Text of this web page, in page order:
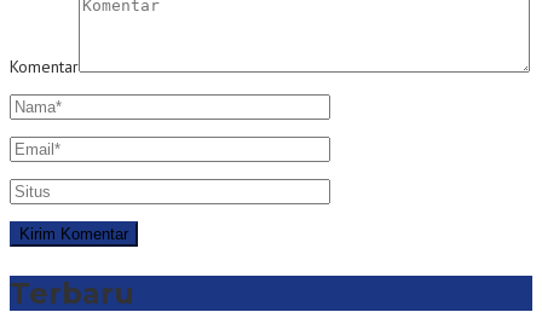
Komentar
Terbaru